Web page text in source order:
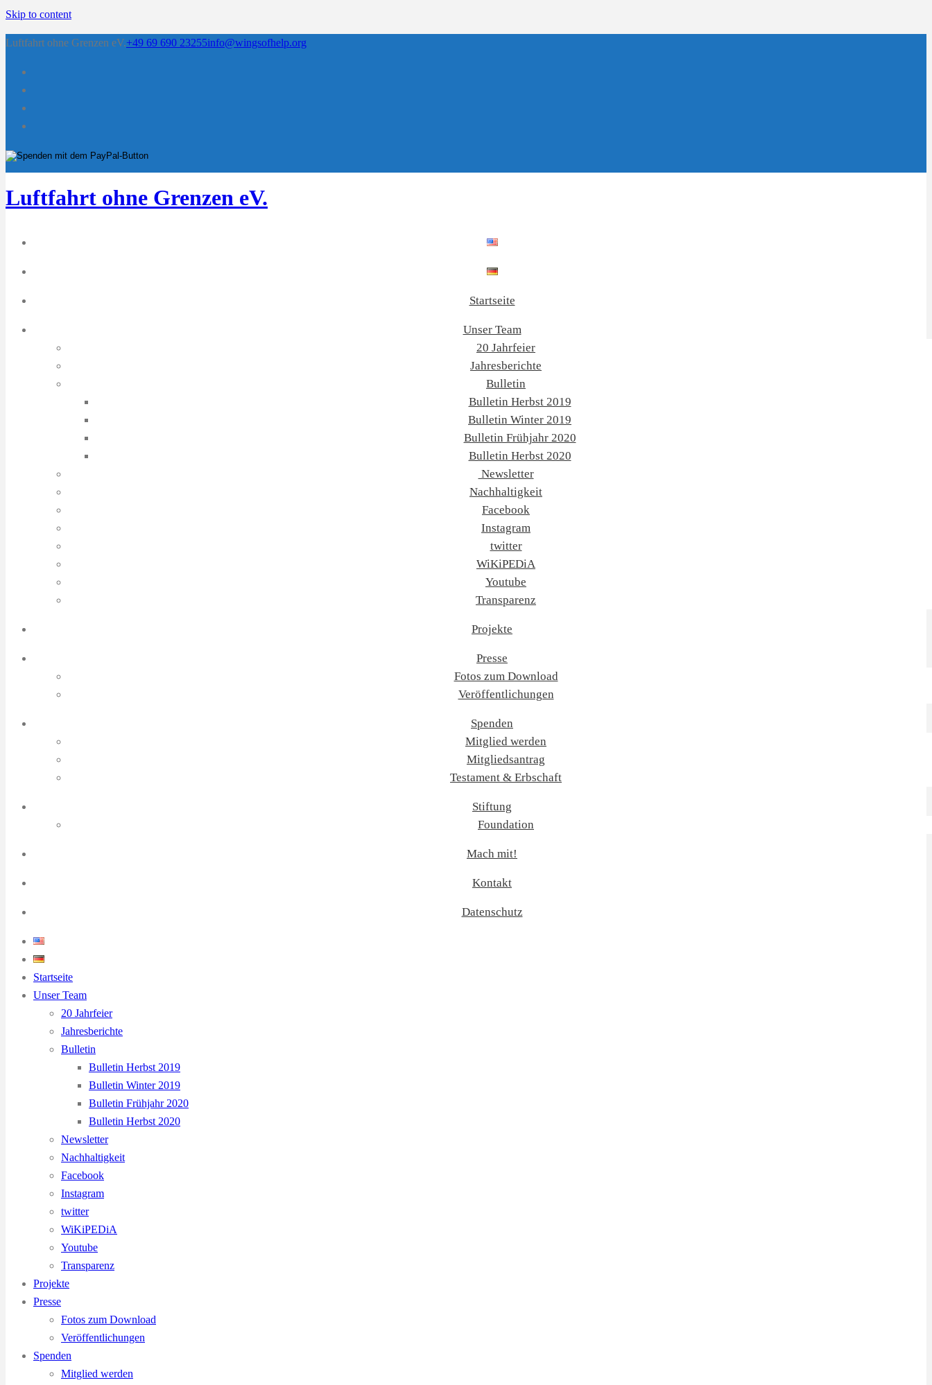
Skip to content
Luftfahrt ohne Grenzen eV.+49 69 690 23255info@wingsofhelp.org
Luftfahrt ohne Grenzen eV.
Startseite
Unser Team
20 Jahrfeier
Jahresberichte
Bulletin
Bulletin Herbst 2019
Bulletin Winter 2019
Bulletin Frühjahr 2020
Bulletin Herbst 2020
Newsletter
Nachhaltigkeit
Facebook
Instagram
twitter
WiKiPEDiA
Youtube
Transparenz
Projekte
Presse
Fotos zum Download
Veröffentlichungen
Spenden
Mitglied werden
Mitgliedsantrag
Testament & Erbschaft
Stiftung
Foundation
Mach mit!
Kontakt
Datenschutz
Startseite
Unser Team
20 Jahrfeier
Jahresberichte
Bulletin
Bulletin Herbst 2019
Bulletin Winter 2019
Bulletin Frühjahr 2020
Bulletin Herbst 2020
Newsletter
Nachhaltigkeit
Facebook
Instagram
twitter
WiKiPEDiA
Youtube
Transparenz
Projekte
Presse
Fotos zum Download
Veröffentlichungen
Spenden
Mitglied werden